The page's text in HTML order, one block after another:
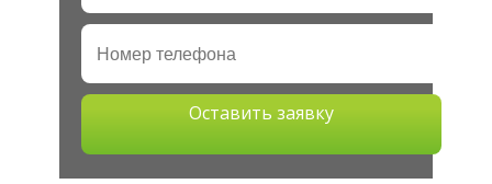
Оставить заявку